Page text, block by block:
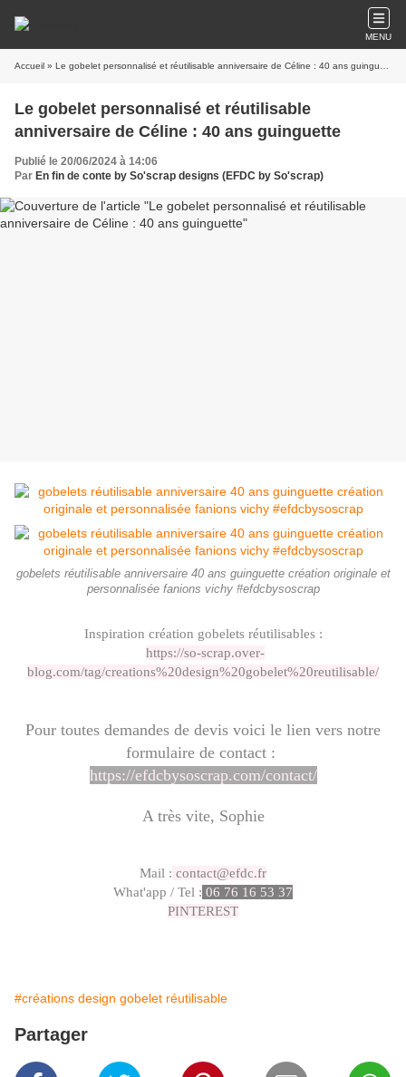
MENU
Accueil » Le gobelet personnalisé et réutilisable anniversaire de Céline : 40 ans guinguette
Le gobelet personnalisé et réutilisable
anniversaire de Céline : 40 ans guinguette
Publié le 20/06/2024 à 14:06
Par En fin de conte by So'scrap designs (EFDC by So'scrap)
gobelets réutilisable anniversaire 40 ans guinguette création originale et
personnalisée fanions vichy #efdcbysoscrap
Inspiration création gobelets réutilisables :
https://so-scrap.over-
blog.com/tag/creations%20design%20gobelet%20reutilisable/
Pour toutes demandes de devis voici le lien vers notre
formulaire de contact :
https://efdcbysoscrap.com/contact/
A très vite, Sophie
Mail : contact@efdc.fr
What'app / Tel : 06 76 16 53 37
PINTEREST
#créations design gobelet réutilisable
Partager